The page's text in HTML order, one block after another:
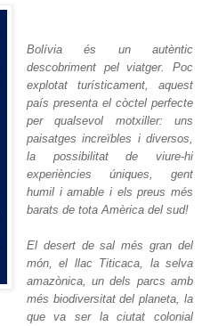
Bolívia és un autèntic
descobriment pel viatger. Poc
explotat turísticament, aquest
país presenta el còctel perfecte
per qualsevol motxiller: uns
paisatges increïbles i diversos,
la possibilitat de viure-hi
experiències úniques, gent
humil i amable i els preus més
barats de tota Amèrica del sud!
El desert de sal més gran del
món, el llac Titicaca, la selva
amazònica, un dels parcs amb
més biodiversitat del planeta, la
que va ser la ciutat colonial